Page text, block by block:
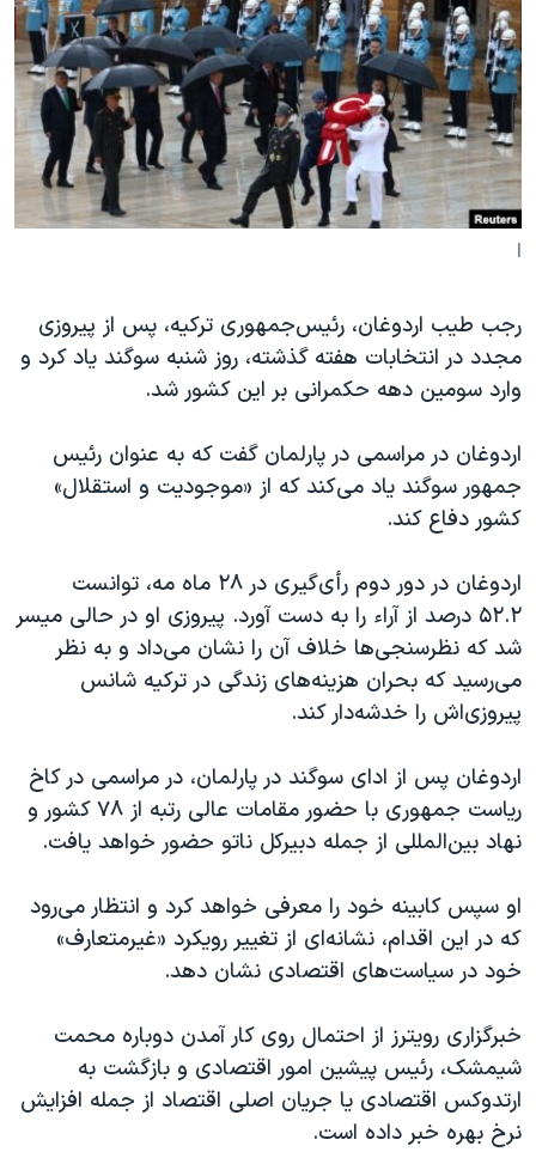
فرهنگ و زندگی
حقوق شهروندی
اقتصادی
علم و فناوری
اسرائیل در جنگ
مستندها
انتخابات ریاست جمهوری آمریکا ۲۰۲۴
حمله جمهوری اسلامی به اسرائیل
رمز مهسا
ورزش زنان در ایران
تریبونال مردمی آبان ۹۸
دادگاه حمید نوری
قانون شفافیت دارائی کادر رهبری ایران
اعتراضات مردمی آبان ۹۸
اسرائیل در جنگ
نرگس محمدی برنده جایزه نوبل صلح
همایش محافظه‌کاران آمریکا «سی‌پک»
صفحه‌های ویژه
سفر پرزیدنت ترامپ به چین
دنبال کنید
زبانهای مختلف
l
رجب طیب اردوغان، رئیس‌جمهوری ترکیه، پس از پیروزی
مجدد در انتخابات هفته گذشته، روز شنبه سوگند یاد کرد و
وارد سومین دهه حکمرانی بر این کشور شد.
اردوغان در مراسمی در پارلمان گفت که به عنوان رئیس
جمهور سوگند یاد می‌کند که از «موجودیت و استقلال»
کشور دفاع کند.
اردوغان در دور دوم رأی‌گیری در ۲۸ ماه مه، توانست
۵۲.۲ درصد از آراء را به دست آورد. پیروزی او در حالی میسر
شد که نظرسنجی‌ها خلاف آن را نشان می‌داد و به نظر
می‌رسید که بحران هزینه‌های زندگی در ترکیه شانس
پیروزی‌اش را خدشه‌دار کند.
اردوغان پس از ادای سوگند در پارلمان، در مراسمی در کاخ
ریاست جمهوری با حضور مقامات عالی رتبه از ۷۸کشور و
نهاد بین‌المللی از جمله دبیرکل ناتو حضور خواهد یافت.
او سپس کابینه خود را معرفی خواهد کرد و انتظار می‌رود
که در این اقدام، نشانه‌ای از تغییر رویکرد «غیرمتعارف»
خود در سیاست‌های اقتصادی نشان دهد.
خبرگزاری رویترز از احتمال روی کار آمدن دوباره محمت
شیمشک، رئیس پیشین امور اقتصادی و بازگشت به
ارتدوکس اقتصادی یا جریان اصلی اقتصاد از جمله افزایش
نرخ بهره خبر داده است.